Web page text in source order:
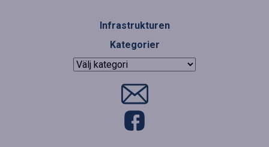
Infrastrukturen
Kategorier
Kategorier